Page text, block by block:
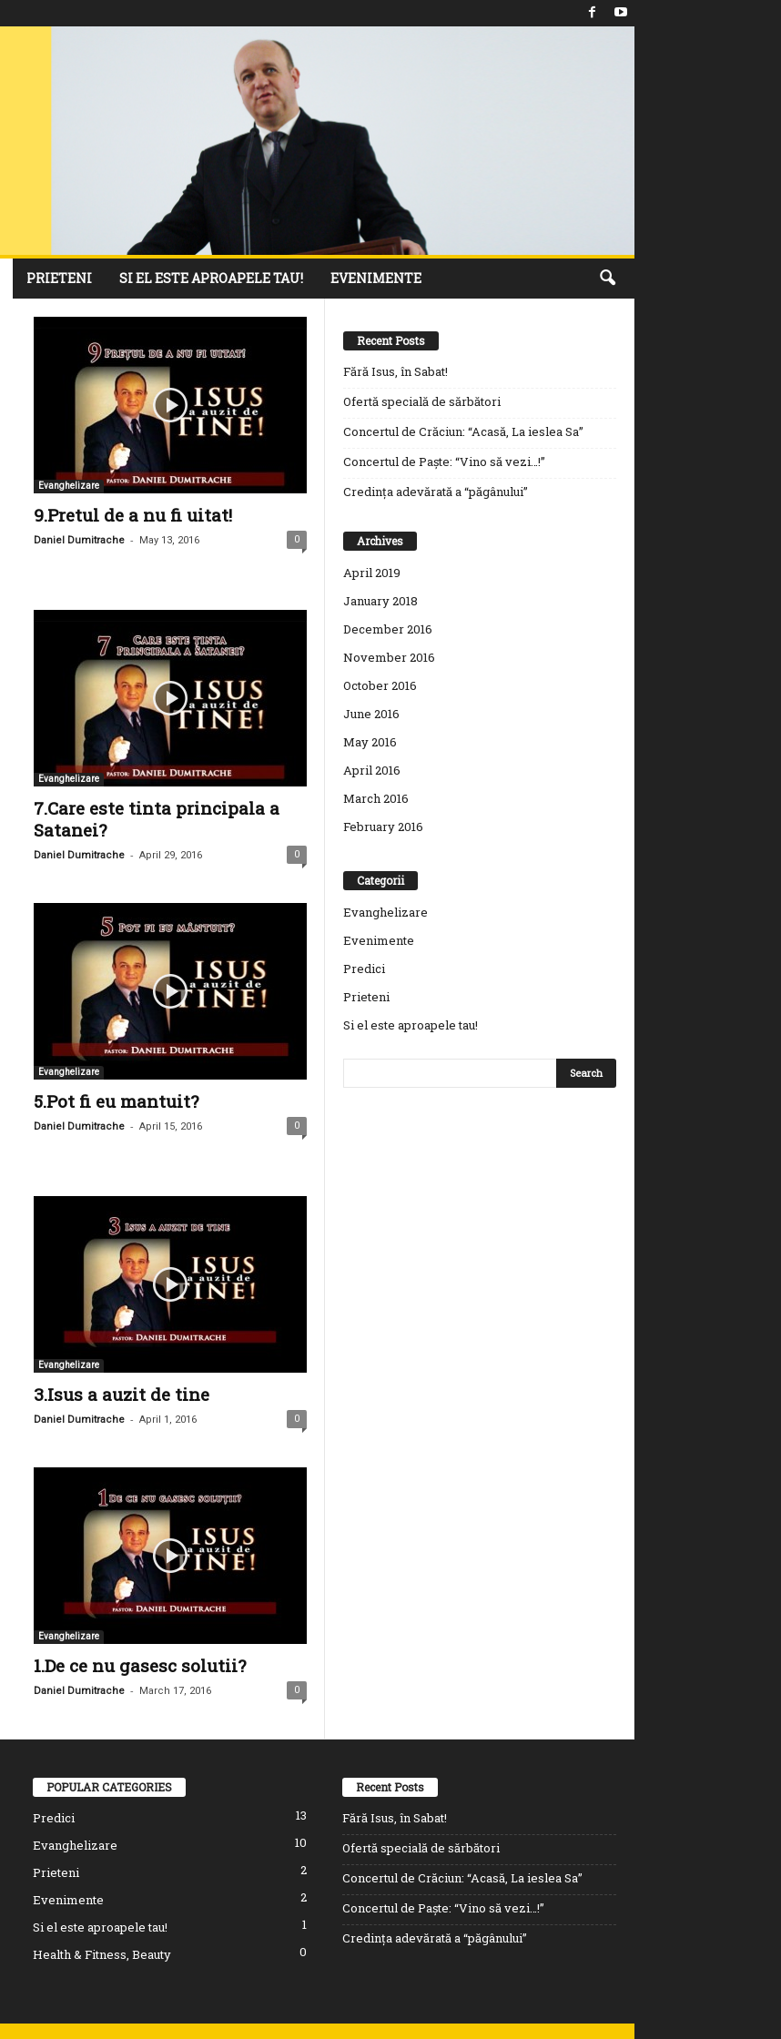
PRIETENI SI EL ESTE APROAPELE TAU! EVENIMENTE
Evanghelizare
9.Pretul de a nu fi uitat!
Daniel Dumitrache - May 13, 2016 0
Evanghelizare
7.Care este tinta principala a
Satanei?
Daniel Dumitrache - April 29, 2016 0
Evanghelizare
5.Pot fi eu mantuit?
Daniel Dumitrache - April 15, 2016 0
Evanghelizare
3.Isus a auzit de tine
Daniel Dumitrache - April 1, 2016 0
Evanghelizare
1.De ce nu gasesc solutii?
Daniel Dumitrache - March 17, 2016 0
Recent Posts
Fără Isus, în Sabat!
Ofertă specială de sărbători
Concertul de Crăciun: “Acasă, La ieslea Sa”
Concertul de Paște: “Vino să vezi…!”
Credința adevărată a “păgânului”
Archives
April 2019
January 2018
December 2016
November 2016
October 2016
June 2016
May 2016
April 2016
March 2016
February 2016
Categorii
Evanghelizare
Evenimente
Predici
Prieteni
Si el este aproapele tau!
POPULAR CATEGORIES
Predici
13
Evanghelizare
10
Prieteni
2
Evenimente
2
Si el este aproapele tau!
1
Health & Fitness, Beauty
0
Recent Posts
Fără Isus, în Sabat!
Ofertă specială de sărbători
Concertul de Crăciun: “Acasă, La ieslea Sa”
Concertul de Paște: “Vino să vezi…!”
Credința adevărată a “păgânului”